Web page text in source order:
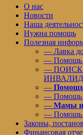
О нас
Новости
Наша
Нужна помощь
Полезная
— Лавка
— Помощь
— ПОИСК
— Помощь
— Помощь
— Мамы и
— Помощь
Законы,
Финансовая